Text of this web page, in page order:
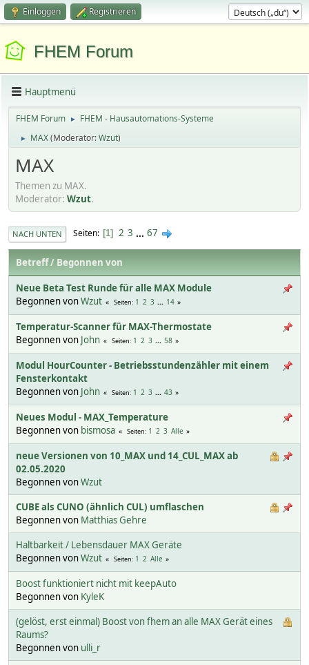
Einloggen Registrieren
FHEM Forum
Hauptmenü
FHEM Forum ► FHEM - Hausautomations-Systeme
► MAX(Moderator:Wzut)
MAX
Themen zu MAX.
Moderator: Wzut.
NACH UNTEN Seiten 1 2 3 ... 67
Betreff/ Begonnen von
Neue Beta Test Runde für alle MAX Module
Begonnen vonWzut Seiten 1 2 3 ... 14
Temperatur-Scanner für MAX-Thermostate
Begonnen von John Seiten 1 2 3 ... 58
Modul HourCounter - Betriebsstundenzähler mit einem
Fensterkontakt
Begonnen von John Seiten 1 2 3 ... 43
Neues Modul - MAX_Temperature
Begonnen von bismosa Seiten 1 2 3 Alle
neue Versionen von 10_MAX und 14_CUL_MAX ab
02.05.2020
Begonnen vonWzut
CUBE als CUNO (ähnlich CUL) umflaschen
Begonnen von Matthias Gehre
Haltbarkeit / Lebensdauer MAX Geräte
Begonnen vonWzut Seiten 1 2 Alle
Boost funktioniert nicht mit keepAuto
Begonnen von KyleK
(gelöst, erst einmal) Boost von fhem an alle MAX Gerät eines
Raums?
Begonnen von ulli_r